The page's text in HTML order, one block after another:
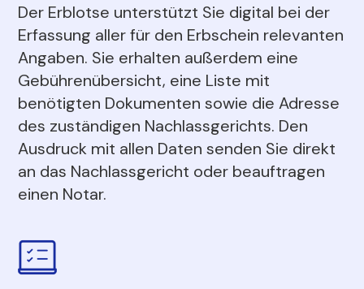
Der Erblotse unterstützt Sie digital bei der
Erfassung aller für den Erbschein relevanten
Angaben. Sie erhalten außerdem eine
Gebührenübersicht, eine Liste mit
benötigten Dokumenten sowie die Adresse
des zuständigen Nachlassgerichts. Den
Ausdruck mit allen Daten senden Sie direkt
an das Nachlassgericht oder beauftragen
einen Notar.